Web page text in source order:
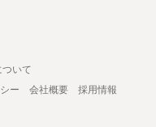
いて
ー 会社概要
採用情報